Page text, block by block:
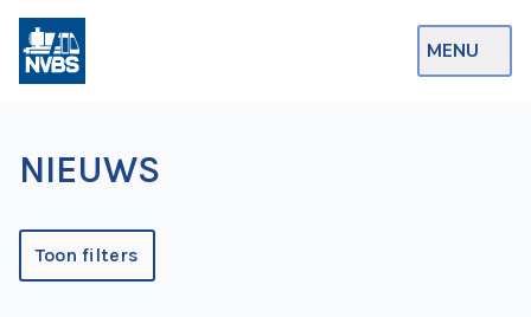
MENU
Op de Rails
NVBS Actueel
Afdelingen
NIEUWS
Toon filters